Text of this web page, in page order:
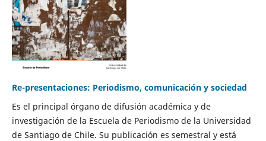
Re-presentaciones: Periodismo, comunicación y sociedad
Es el principal órgano de difusión académica y de
investigación de la Escuela de Periodismo de la Universidad
de Santiago de Chile. Su publicación es semestral y está